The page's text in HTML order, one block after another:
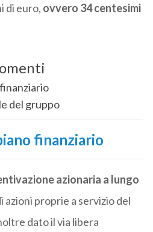
di euro, ovvero 34 centesimi
del gruppo
finanziario
azionaria a lungo
azioni proprie a servizio del
dato il via libera